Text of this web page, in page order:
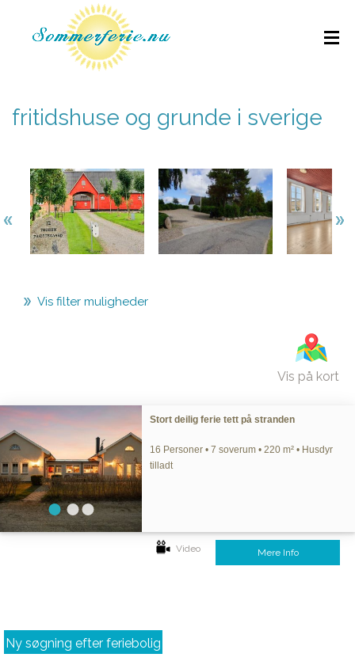
fritidshuse og grunde i sverige
Vis filter muligheder
Vis på kort
Stort deilig ferie tett på stranden
16 Personer • 7 soverum • 220 m² • Husdyr
tilladt
Video Mere Info
Ny søgning efter feriebolig